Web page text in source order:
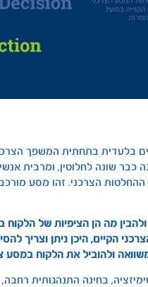
בלעדית בתחתית המשפך
כבר שונה לחלוטין, ומרבית
הצרכני. זהו מסע מורכב
מה הן הציפיות של
הקיים, היכן ניתן וצריך
ולהוביל את הלקוח במסע
בחינה התנהגותית רחבה,